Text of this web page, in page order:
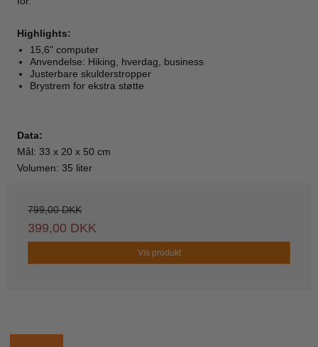
Highlights:
15,6" computer
Anvendelse: Hiking, hverdag, business
Justerbare skulderstropper
Brystrem for ekstra støtte
Data:
Mål: 33 x 20 x 50 cm
Volumen: 35 liter
799,00 DKK
399,00 DKK
Vis produkt